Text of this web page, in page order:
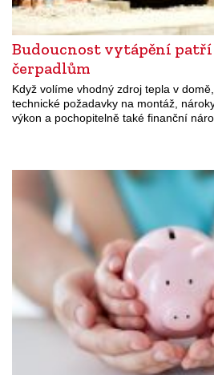
Budoucnost vytápění
čerpadlům
Když volíme vhodný zdroj tepla v
technické požadavky na montáž,
výkon a pochopitelně také finanční